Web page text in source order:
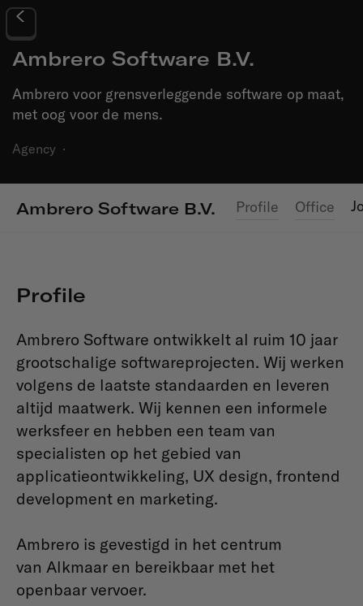
Ambrero Software B.V.
Ambrero voor grensverleggende software op maat,
met oog voor de mens.
Agency ·
Ambrero Software B.V. Profile Office
Profile
Ambrero Software ontwikkelt al ruim 10 jaar
grootschalige softwareprojecten. Wij werken
volgens de laatste standaarden en leveren
altijd maatwerk. Wij kennen een informele
werksfeer en hebben een team van
specialisten op het gebied van
applicatieontwikkeling, UX design, frontend
development en marketing.
Ambrero is gevestigd in het centrum
van Alkmaar en bereikbaar met het
openbaar vervoer.